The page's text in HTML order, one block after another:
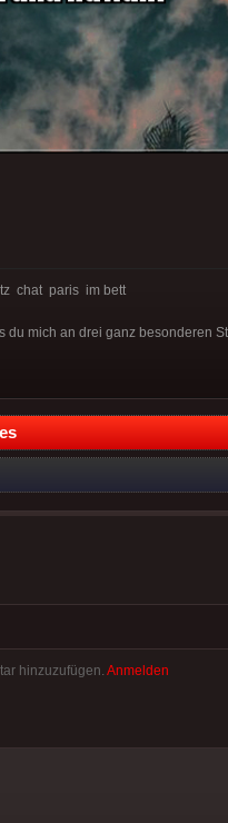
chat paris im bett
du mich an drei ganz besonderen
hinzuzufügen. Anmelden